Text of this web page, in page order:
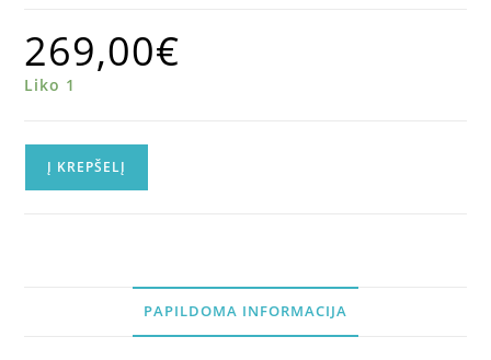
269,00€
Liko 1
Į KREPŠELĮ
PAPILDOMA INFORMACIJA